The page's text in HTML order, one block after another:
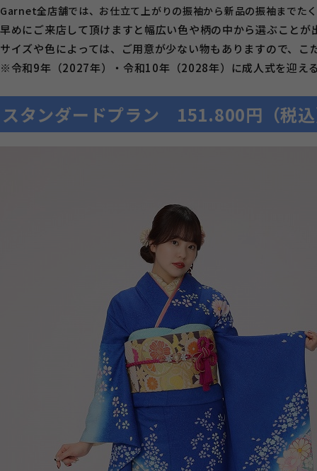
Garnet全店舗では、お仕立て上がりの振袖から新品の振袖までた
早めにご来店して頂けますと幅広い色や柄の中から選ぶことが
サイズや色によっては、ご用意が少ない物もありますので、
※令和9年（2027年）・令和10年（2028年）に成人式を迎え
スタンダードプラン 151.800円（税